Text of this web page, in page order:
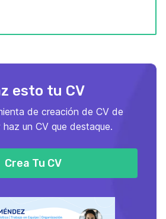
esto tu CV
de creación de CV de
un CV que destaque.
Crea Tu CV